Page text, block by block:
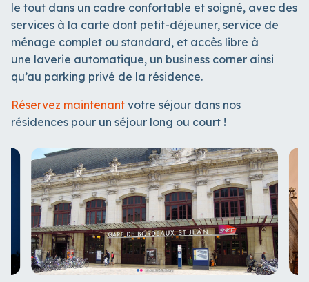
le tout dans un cadre confortable et soigné, avec des
services à la carte dont petit-déjeuner, service de
ménage complet ou standard, et accès libre à
une laverie automatique, un business corner ainsi
qu’au parking privé de la résidence.
Réservez maintenant votre séjour dans nos
résidences pour un séjour long ou court !